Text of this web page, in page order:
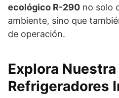
ecológico R-290 no solo
ambiente, sino que
de operación.
Explora
Refrigeradores